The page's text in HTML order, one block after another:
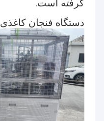
گرفته است.
دستگاه فنجان کاغذی